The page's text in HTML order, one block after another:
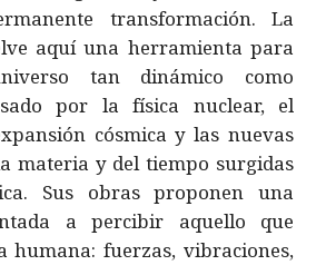
transformación. La
aquí una herramienta para
tan dinámico como
por la física nuclear, el
cósmica y las nuevas
materia y del tiempo surgidas
Sus obras proponen una
a percibir aquello que
humana: fuerzas, vibraciones,